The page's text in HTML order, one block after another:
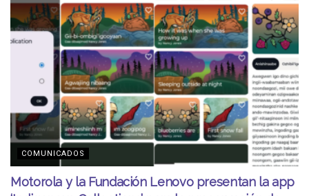
COMUNICADOS
Motorola y la Fundación Lenovo presentan la app